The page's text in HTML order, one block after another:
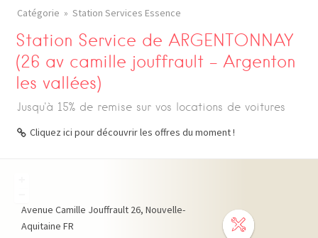
Catégorie Station Services Essence
Station Service de ARGENTONNAY
(26 av camille jouffrault – Argenton
les vallées)
Jusqu'à 15% de remise sur vos locations de voitures
Cliquez ici pour découvrir les offres du moment !
Avenue Camille Jouffrault 26 Nouvelle-
Aquitaine FR